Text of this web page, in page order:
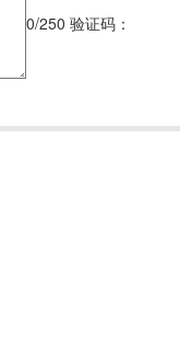
0/250 验证码：